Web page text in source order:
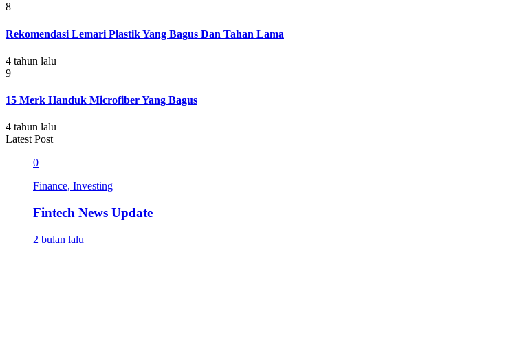
8
Rekomendasi Lemari Plastik Yang Bagus Dan Tahan Lama
4 tahun lalu
9
15 Merk Handuk Microfiber Yang Bagus
4 tahun lalu
Latest Post
0
Finance, Investing
Fintech News Update
2 bulan lalu